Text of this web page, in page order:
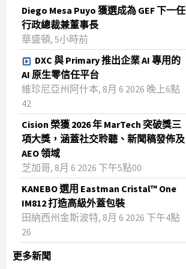
Diego Mesa Puyo 獲選成為 GEF 下一任
行政總裁兼董事長
華盛頓, 5小時前
DXC 與 Primary 推出企業 AI 專用的
AI 原生零信任平台
維珍尼亞州阿什本, 8月 6 2026 晚上6點
42
Cision 榮獲 2026 年 MarTech 突破獎三
項大獎，涵蓋社交聆聽、新聞稿發佈及
AEO 領域
芝加哥, 8月 6 2026 下午5點00
KANEBO 選用 Eastman Cristal™ One
IM812 打造高級外蓋包裝
田納西州金斯波特, 8月 6 2026 下午4點
26
更多新聞